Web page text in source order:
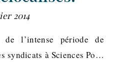
2014
syndicats à Sciences Po…